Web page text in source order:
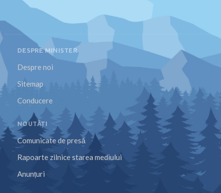
DESPRE MINISTER
Despre noi
Sitemap
Conducere
NOUTĂȚI
Comunicate de presă
Rapoarte zilnice starea mediului
Anunțuri